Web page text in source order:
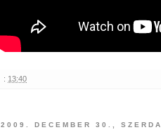
: 13:40
2009. DECEMBER 30., SZERDA